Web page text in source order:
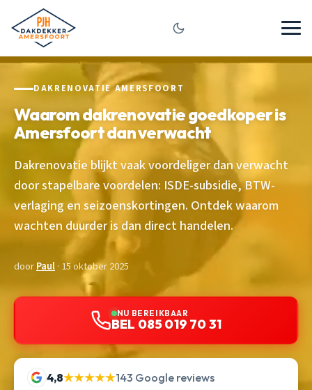
DAKRENOVATIE AMERSFOORT
Waarom dakrenovatie goedkoper is
Amersfoort dan verwacht
Dakrenovatie blijkt vaak voordeliger dan verwacht
door stapelbare voordelen: ISDE-subsidie, BTW-
verlaging en seizoenskortingen. Ontdek waarom
wachten duurder is dan direct handelen.
doorPaul· 15 oktober 2025
NU BEREIKBAAR
BEL 085 019 70 31
4,8★★★★★143 Google reviews